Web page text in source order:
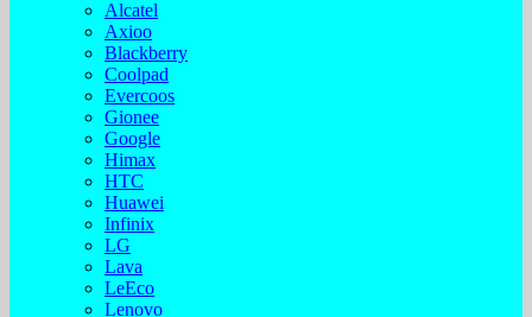
Alcatel
Axioo
Blackberry
Coolpad
Evercoos
Gionee
Google
Himax
HTC
Huawei
Infinix
LG
Lava
LeEco
Lenovo